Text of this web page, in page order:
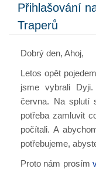
Přihlašování
Traperů
Dobrý den, Ahoj,
Letos opět
jsme vybrali
června. Na splutí
potřeba zamluvit
počítali. A
potřebujeme,
Proto nám prosím